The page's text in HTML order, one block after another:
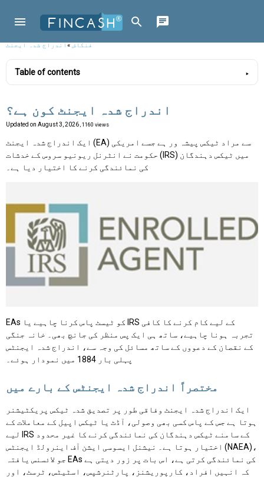
فنکاش»اندراج شدہ ایجنٹ
Table of contents
اندراج شدہ ایجنٹ کون ہے؟
Updated on August 3, 2026 , 1160 views
ایک اندراج شدہ ایجنٹ (EA) سے مراد ٹیکس پیشہ ور ہے جسے امریکی
حکومت نے انٹرنل ریونیو سروس کے خدشات (IRS) میں ٹیکس دہندگان
کی نمائندگی کرنے کا اختیار دیا ہے۔
EAs کو ٹیسٹ پاس کرنا چاہیے یا IRS کے لیے کام کرنے کا کافی
تجربہ ہونا چاہیے، ساتھ ہی ایک پس منظر کی جانچ بھی۔ خانہ جنگی
کے نقصان کے دعووں کے ساتھ مسائل کی وجہ سے، اندراج شدہ ایجنٹس
پہلی بار 1884 میں نمودار ہوئے۔
مختصراً اندراج شدہ ایجنٹس کے بارے میں
ایک اندراج شدہ ایجنٹ وفاقی طور پر تصدیق شدہ ٹیکس پریکٹیشنر
ہوتا ہے جس کے پاس کسی بھی وصولی، آڈٹ یا ٹیکس اپیل کے معاملات کے
لیے IRS کے سامنے ٹیکس دہندگان کی نمائندگی کرنے کا غیر محدود
اختیار ہوتا ہے۔ نیشنل ایسوسی ایشن آف اینرولڈ ایجنٹس (NAEA)،
جو لائسنس یافتہ EAs کی نمائندگی کرتی ہے، اس بات پر زور دیتی ہے
کہ انہیں افراد، کارپوریشنز، پارٹنرشپس، اسٹیٹس، ٹرسٹ، اور